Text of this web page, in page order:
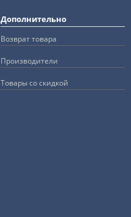
Дополнительно
Возврат товара
Производители
Товары со скидкой